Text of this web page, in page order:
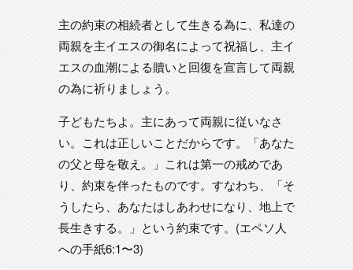
主の約束の相続者として生きる為に、私達の
両親を主イエスの御名によって祝福し、主イ
エスの血潮による贖いと回復を宣言して両親
の為に祈りましょう。
子どもたちよ。主にあって両親に従いなさ
い。これは正しいことだからです。「あなた
の父と母を敬え。」これは第一の戒めであ
り、約束を伴ったものです。すなわち、「そ
うしたら、あなたはしあわせになり、地上で
長生きする。」という約束です。(エペソ人
への手紙6:1〜3)